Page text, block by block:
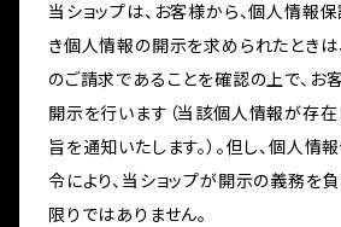
当ショップは、お客様から、個人情報
き個人情報の開示を求められたときは
のご請求であることを確認の上で、お
開示を行います（当該個人情報が存
旨を通知いたします。）。但し、個人
令により、当ショップが開示の義務を
限りではありません。